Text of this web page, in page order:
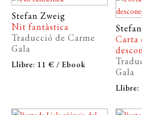
L’EDITORIAL
FOREIGN
DISTRIBUCIÓ
Stefan Zweig
Nit fantàstica
Traducció de Carme
Gala
Llibre: 11 € / Ebook
Carta
Gala
Llibre: